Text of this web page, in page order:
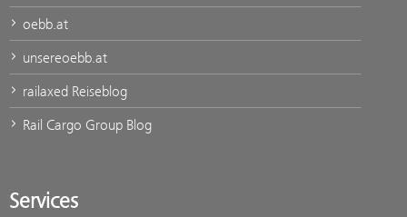
oebb.at
unsereoebb.at
railaxed Reiseblog
Rail Cargo Group Blog
Services